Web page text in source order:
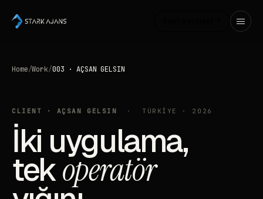
Home/Work/003 · AÇSAN GELSIN
CLIENT · AÇSAN GELSIN · TÜRKİYE · 2026
İki uygulama,
tekoperatör